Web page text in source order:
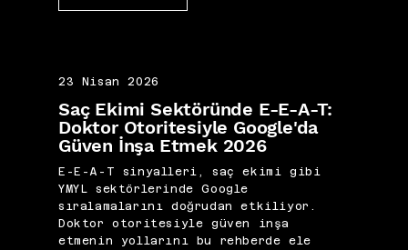
23 Nisan 2026
Saç Ekimi Sektöründe E-E-A-T:
Doktor Otoritesiyle Google'da
Güven İnşa Etmek 2026
E-E-A-T sinyalleri, saç ekimi gibi
YMYL sektörlerinde Google
sıralamalarını doğrudan etkiliyor.
Doktor otoritesiyle güven inşa
etmenin yollarını bu rehberde ele